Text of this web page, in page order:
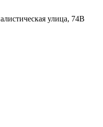
улица, 74В